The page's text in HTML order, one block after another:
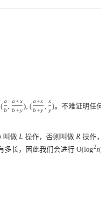
(
a
b
a +x
b+y) (
a +x
b+y
x
y)。不难证明任
叫做 L 操作，否则叫做 R操作
多长，因此我们会进行 O(log2n